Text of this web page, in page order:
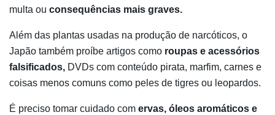
multa ou consequências mais graves.
Além das plantas usadas na produção de narcóticos, o
Japão também proíbe artigos como roupas e acessórios
falsificados, DVDs com conteúdo pirata, marfim, carnes e
coisas menos comuns como peles de tigres ou leopardos.
É preciso tomar cuidado com ervas, óleos aromáticos e